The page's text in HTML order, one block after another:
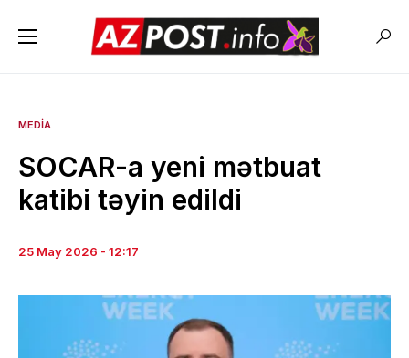
MEDIA
SOCAR-a yeni mətbuat
katibi təyin edildi
25 May 2026 - 12:17